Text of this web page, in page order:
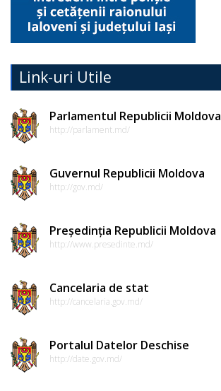
Link-uri Utile
Parlamentul Republicii Moldova
http://parlament.md/
Guvernul Republicii Moldova
http://gov.md/
Președinția Republicii Moldova
http://www.presedinte.md/
Cancelaria de stat
http://cancelaria.gov.md/
Portalul Datelor Deschise
http://date.gov.md/